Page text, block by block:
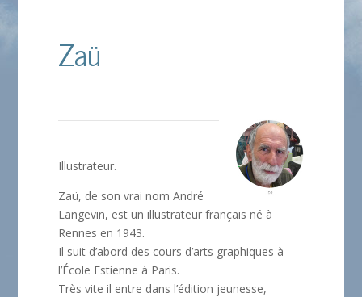
Zaü
Illustrateur.
Zaü, de son vrai nom André
Langevin, est un illustrateur français né à
Rennes en 1943.
Il suit d’abord des cours d’arts graphiques à
l’École Estienne à Paris.
Très vite il entre dans l’édition jeunesse,